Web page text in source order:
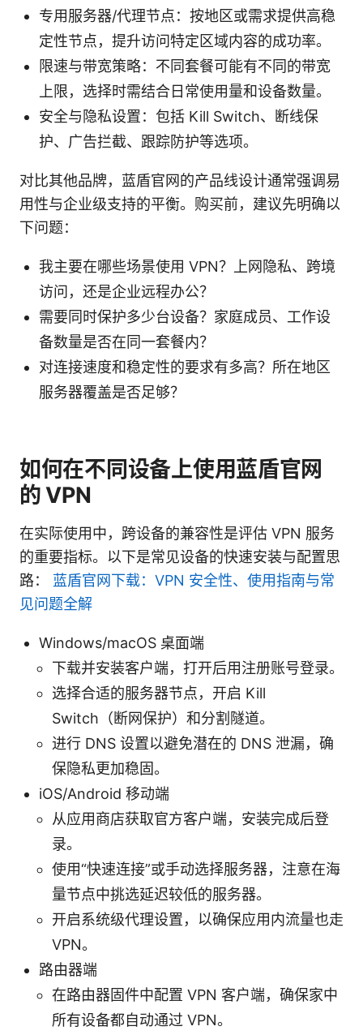
专用服务器/代理节点：按地区或需求提供高稳
定性节点，提升访问特定区域内容的成功率。
限速与带宽策略：不同套餐可能有不同的带宽
上限，选择时需结合日常使用量和设备数量。
安全与隐私设置：包括 Kill Switch、断线保
护、广告拦截、跟踪防护等选项。
对比其他品牌，蓝盾官网的产品线设计通常强调易
用性与企业级支持的平衡。购买前，建议先明确以
下问题：
我主要在哪些场景使用 VPN？上网隐私、跨境
访问，还是企业远程办公？
需要同时保护多少台设备？家庭成员、工作设
备数量是否在同一套餐内？
对连接速度和稳定性的要求有多高？所在地区
服务器覆盖是否足够？
如何在不同设备上使用蓝盾官网
的 VPN
在实际使用中，跨设备的兼容性是评估 VPN 服务
的重要指标。以下是常见设备的快速安装与配置思
路： 蓝盾官网下载：VPN 安全性、使用指南与常
见问题全解
Windows/macOS 桌面端
下载并安装客户端，打开后用注册账号登录。
选择合适的服务器节点，开启 Kill
Switch（断网保护）和分割隧道。
进行 DNS 设置以避免潜在的 DNS 泄漏，确
保隐私更加稳固。
iOS/Android 移动端
从应用商店获取官方客户端，安装完成后登
录。
使用“快速连接”或手动选择服务器，注意在海
量节点中挑选延迟较低的服务器。
开启系统级代理设置，以确保应用内流量也走
VPN。
路由器端
在路由器固件中配置 VPN 客户端，确保家中
所有设备都自动通过 VPN。